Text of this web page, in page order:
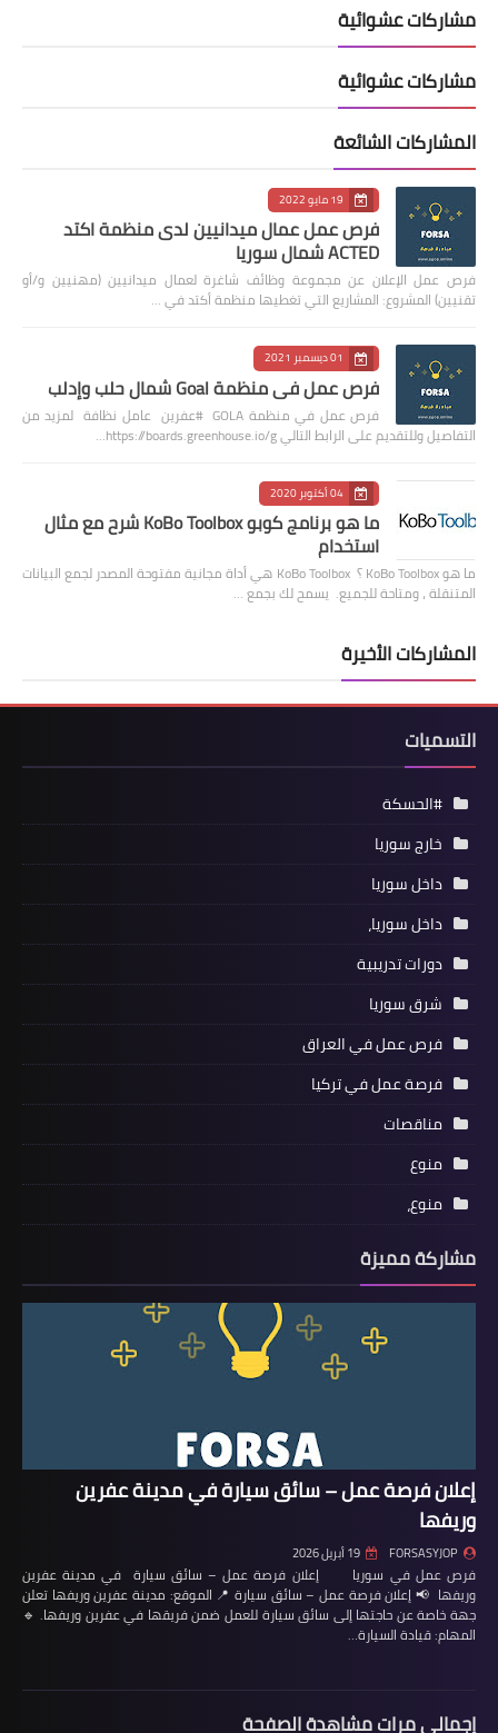
مشاركات عشوائية
مشاركات عشوائية
المشاركات الشائعة
19 مايو 2022
فرص عمل عمال ميدانيين لدى منظمة اكتد
ACTED شمال سوريا
فرص عمل الإعلان عن مجموعة وظائف شاغرة لعمال ميدانيين (مهنيين و/أو
تقنيين) المشروع: المشاريع التي تغطيها منظمة أكتد في …
01 ديسمبر 2021
فرص عمل في منظمة Goal شمال حلب وإدلب
فرص عمل في منظمة GOLA #عفرين عامل نظافة لمزيد من
التفاصيل وللتقديم على الرابط التالي https://boards.greenhouse.io/g…
04 أكتوبر 2020
ما هو برنامج كوبو KoBo Toolbox شرح مع مثال
استخدام
ما هو KoBo Toolbox ؟ KoBo Toolbox هي أداة مجانية مفتوحة المصدر لجمع البيانات
المتنقلة ، ومتاحة للجميع. يسمح لك بجمع …
المشاركات الأخيرة
التسميات
#الحسكة
خارج سوريا
داخل سوريا
داخل سوريا،
دورات تدريبية
شرق سوريا
فرص عمل في العراق
فرصة عمل في تركيا
مناقصات
منوع
منوع،
مشاركة مميزة
إعلان فرصة عمل – سائق سيارة في مدينة عفرين
وريفها
FORSASYJOP 19 أبريل 2026
فرص عمل في سوريا إعلان فرصة عمل – سائق سيارة في مدينة عفرين
وريفها 📢 إعلان فرصة عمل – سائق سيارة 📍 الموقع: مدينة عفرين وريفها تعلن
جهة خاصة عن حاجتها إلى سائق سيارة للعمل ضمن فريقها في عفرين وريفها. 🔹
المهام: قيادة السيارة…
إجمالي مرات مشاهدة الصفحة